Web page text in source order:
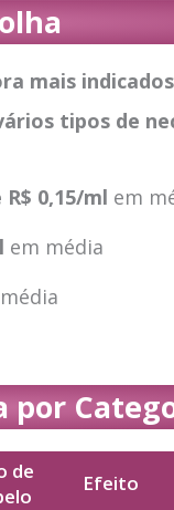
mais
tipos de
0,15/ml em
em média
por
de
Efeito